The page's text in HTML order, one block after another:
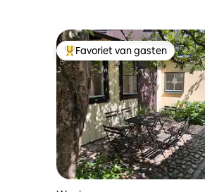
Topfavoriet van gasten
Favoriet van gasten